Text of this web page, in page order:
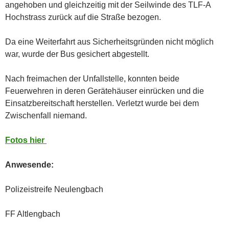
angehoben und gleichzeitig mit der Seilwinde des TLF-A
Hochstrass zurück auf die Straße bezogen.
Da eine Weiterfahrt aus Sicherheitsgründen nicht möglich
war, wurde der Bus gesichert abgestellt.
Nach freimachen der Unfallstelle, konnten beide
Feuerwehren in deren Gerätehäuser einrücken und die
Einsatzbereitschaft herstellen. Verletzt wurde bei dem
Zwischenfall niemand.
Fotos hier
Anwesende:
Polizeistreife Neulengbach
FF Altlengbach